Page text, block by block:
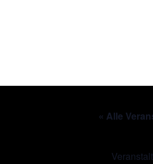
« Alle